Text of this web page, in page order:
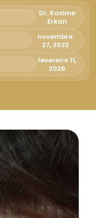
Español
Türkçe
Italiano
Română
Svenska
Dr. Rasime
Erkan
novembro
27, 2023
fevereiro 11,
2026